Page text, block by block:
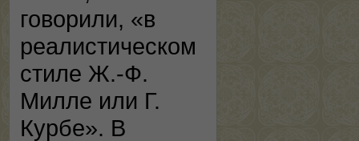
говорили, «в
реалистическом
стиле Ж.-Ф.
Милле или Г.
Курбе». В